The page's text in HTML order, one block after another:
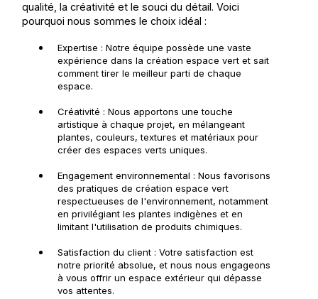
qualité, la créativité et le souci du détail. Voici
pourquoi nous sommes le choix idéal :
Expertise : Notre équipe possède une vaste
expérience dans la création espace vert et sait
comment tirer le meilleur parti de chaque
espace.
Créativité : Nous apportons une touche
artistique à chaque projet, en mélangeant
plantes, couleurs, textures et matériaux pour
créer des espaces verts uniques.
Engagement environnemental : Nous favorisons
des pratiques de création espace vert
respectueuses de l'environnement, notamment
en privilégiant les plantes indigènes et en
limitant l'utilisation de produits chimiques.
Satisfaction du client : Votre satisfaction est
notre priorité absolue, et nous nous engageons
à vous offrir un espace extérieur qui dépasse
vos attentes.